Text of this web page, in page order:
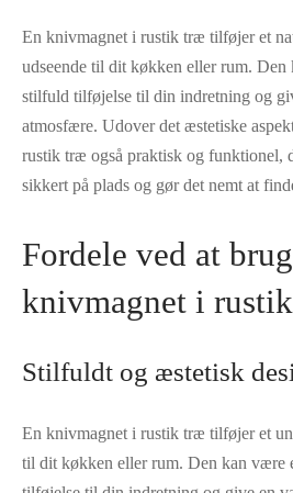
En knivmagnet i rustik træ tilføjer et
udseende til dit køkken eller rum.
stilfuld tilføjelse til din indretning og
atmosfære. Udover det æstetiske
rustik træ også praktisk og funktionel,
sikkert på plads og gør det nemt at
Fordele ved at
knivmagnet i
Stilfuldt og æstetisk
En knivmagnet i rustik træ tilføjer et
til dit køkken eller rum. Den kan være